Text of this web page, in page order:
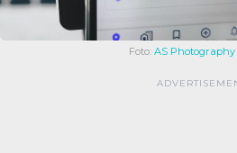
Foto: AS Photography